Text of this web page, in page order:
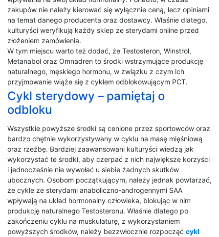
zakupów nie należy kierować się wyłącznie ceną, lecz opiniami
na temat danego producenta oraz dostawcy. Właśnie dlatego,
kulturyści weryfikują każdy sklep ze sterydami online przed
złożeniem zamówienia.
W tym miejscu warto też dodać, że Testosteron, Winstrol,
Metanabol oraz Omnadren to środki wstrzymujące produkcję
naturalnego, męskiego hormonu, w związku z czym ich
przyjmowanie wiąże się z cyklem odblokowującym PCT.
Cykl sterydowy – pamiętaj o
odbloku
Wszystkie powyższe środki są cenione przez sportowców oraz
bardzo chętnie wykorzystywany w cyklu na masę mięśniową
oraz rzeźbę. Bardziej zaawansowani kulturyści wiedzą jak
wykorzystać te środki, aby czerpać z nich największe korzyści
i jednocześnie nie wywołać u siebie żadnych skutków
ubocznych. Osobom początkującym, należy jednak powtarzać,
że cykle ze sterydami anaboliczno-androgennymi SAA
wpływają na układ hormonalny człowieka, blokując w nim
produkcję naturalnego Testosteronu. Właśnie dlatego po
zakończeniu cyklu na muskulaturę, z wykorzystaniem
powyższych środków, należy bezzwłocznie rozpocząć cykl